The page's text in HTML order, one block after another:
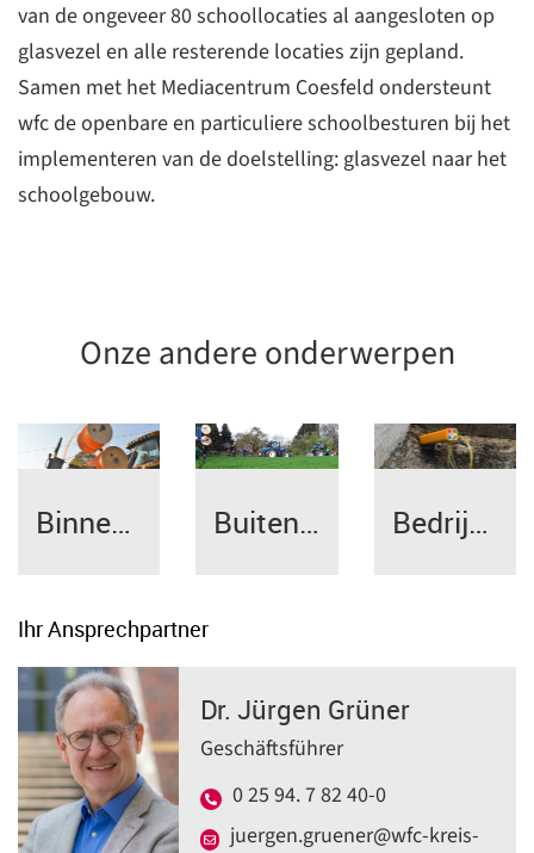
van de ongeveer 80 schoollocaties al aangesloten op
glasvezel en alle resterende locaties zijn gepland.
Samen met het Mediacentrum Coesfeld ondersteunt
wfc de openbare en particuliere schoolbesturen bij het
implementeren van de doelstelling: glasvezel naar het
schoolgebouw.
Onze andere onderwerpen
Binnenruimte Buitenruimte Bedrijventerreinen
Ihr Ansprechpartner
Dr. Jürgen Grüner
Geschäftsführer
0 25 94. 7 82 40-0
juergen.gruener@wfc-kreis-